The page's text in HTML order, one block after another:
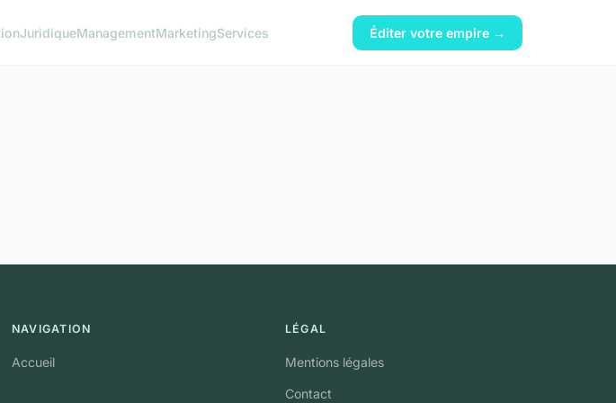
JuridiqueManagementMarketingServices Éditer votre empire →
NAVIGATION
Accueil
LÉGAL
Mentions légales
Contact